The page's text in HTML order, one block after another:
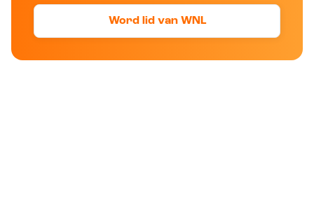
Word lid van WNL